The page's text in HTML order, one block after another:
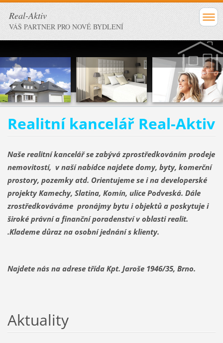
Real-Aktiv
VÁŠ PARTNER PRO NOVÉ BYDLENÍ
Realitní kancelář Real-Aktiv
Naše realitní kancelář se zabývá zprostředkováním prodeje
nemovitostí, v naší nabídce najdete domy, byty, komerční
prostory, pozemky atd. Orientujeme se i na developerské
projekty Kamechy, Slatina, Komín, ulice Podveská. Dále
zrostředkováváme pronájmy bytu i objektů a poskytuje i
široké právní a finanční poradenství v oblasti realit.
.Klademe důraz na osobní jednání s klienty.
Najdete nás na adrese třída Kpt. Jaroše 1946/35, Brno.
Aktuality